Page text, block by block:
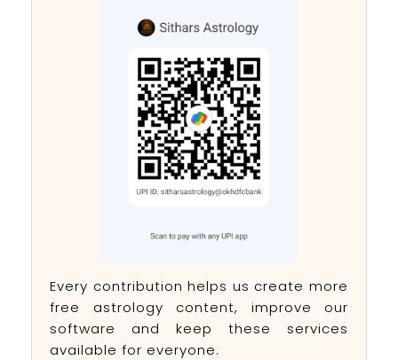
Every contribution helps us create more
free astrology content, improve our
software and keep these services
available for everyone.